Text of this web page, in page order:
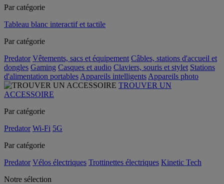
Par catégorie
Tableau blanc interactif et tactile
Par catégorie
Predator Vêtements, sacs et équipement Câbles, stations d'accueil et
dongles Gaming Casques et audio Claviers, souris et stylet Stations
d'alimentation portables Appareils intelligents Appareils photo
TROUVER UN
ACCESSOIRE
Par catégorie
Predator Wi-Fi 5G
Par catégorie
Predator Vélos électriques Trottinettes électriques Kinetic Tech
Notre sélection